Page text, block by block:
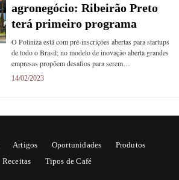
agronegócio: Ribeirão Preto
terá primeiro programa
O Poliniza está com pré-inscrições abertas para startups
de todo o Brasil; no modelo de inovação aberta grandes
empresas propõem desafios para serem…
14/02/2023
Artigos Oportunidades
Produtos
Receitas
Tipos de Café